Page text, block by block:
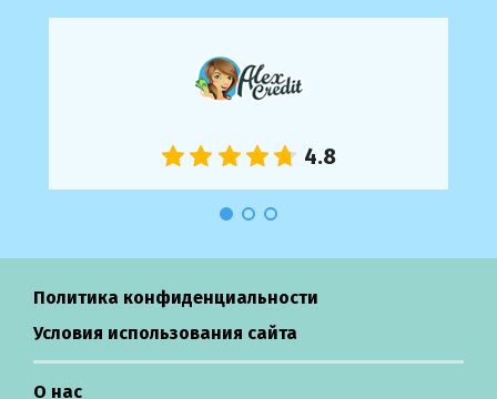
Политика конфиденциальности
Условия использования сайта
О нас